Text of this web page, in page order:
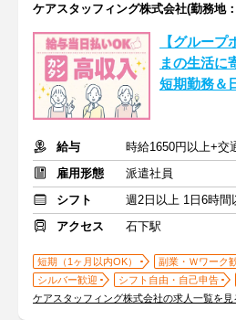
ケアスタッフィング株式会社(勤務地
【グルー
まの生活に
短期勤務＆
給与
時給1650円以上+交
雇用形態
派遣社員
シフト
週2日以上 1日6時間
アクセス
石下駅
短期（1ヶ月以内OK）
副業・Ｗワーク
シルバー歓迎
シフト自由・自己申告
ケアスタッフィング株式会社の求人一覧を見